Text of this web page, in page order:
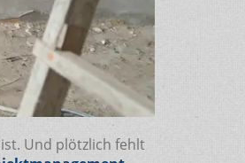
Und plötzlich fehlt